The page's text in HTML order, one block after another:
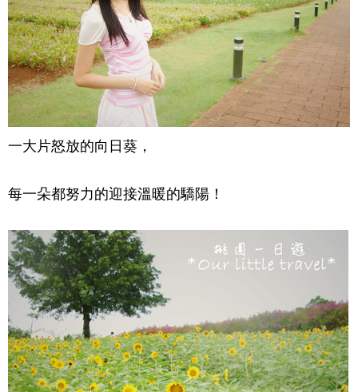
一大片怒放的向日葵，
每一朵都努力的迎接溫暖的驕陽！